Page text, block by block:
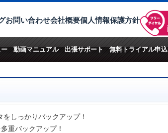
お問い合わせ会社概要個人情報保護方針
動画マニュアル 出張サポート 無料トライアル申込
しっかりバックアップ！
重バックアップ！